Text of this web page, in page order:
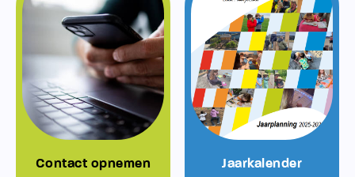
Contact opnemen Jaarkalender